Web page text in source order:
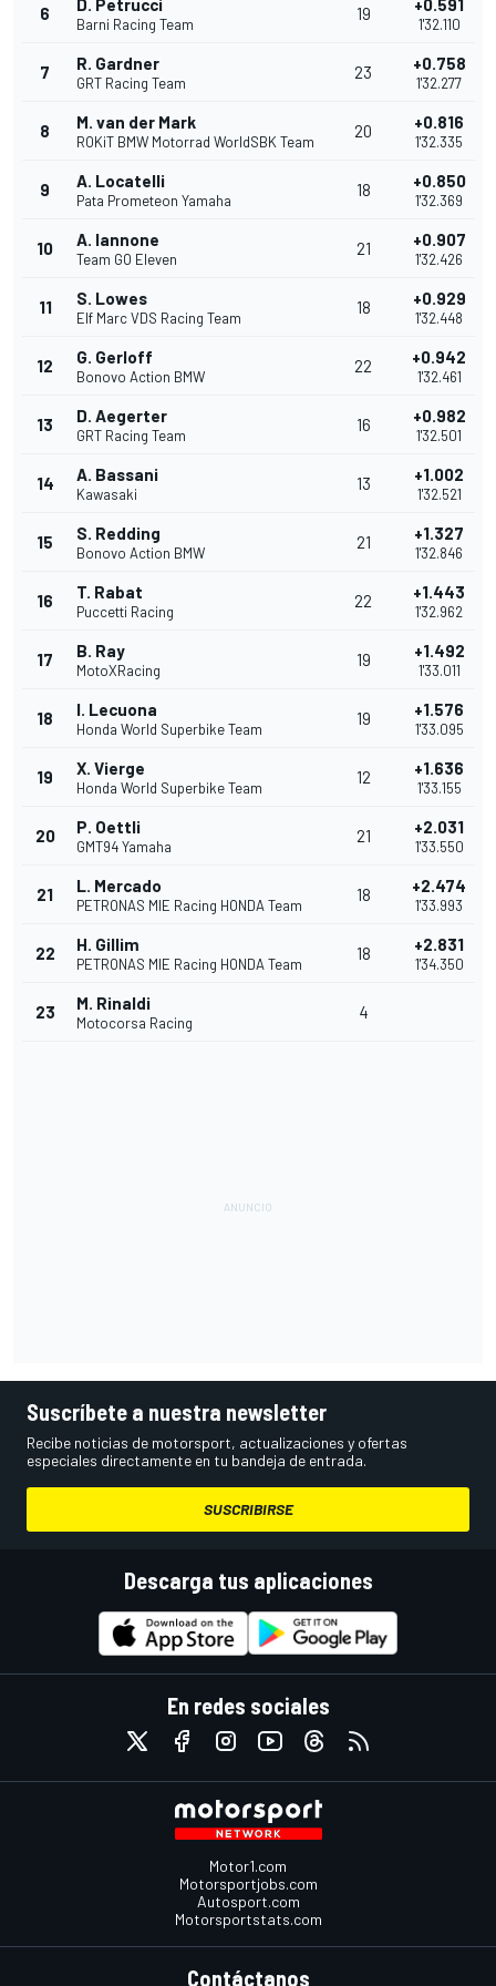
6 D. Petrucci
Barni Racing Team
19 +0.591
1'32.110
7 R. Gardner
GRT Racing Team
23 +0.758
1'32.277
8 M. van der Mark
ROKiT BMW Motorrad WorldSBK Team
20 +0.816
1'32.335
9 A. Locatelli
Pata Prometeon Yamaha
18 +0.850
1'32.369
10 A. Iannone
Team GO Eleven
21 +0.907
1'32.426
11 S. Lowes
Elf Marc VDS Racing Team
18 +0.929
1'32.448
12 G. Gerloff
Bonovo Action BMW
22 +0.942
1'32.461
13 D. Aegerter
GRT Racing Team
16 +0.982
1'32.501
14 A. Bassani
Kawasaki
13 +1.002
1'32.521
15 S. Redding
Bonovo Action BMW
21 +1.327
1'32.846
16 T. Rabat
Puccetti Racing
22 +1.443
1'32.962
17 B. Ray
MotoXRacing
19 +1.492
1'33.011
18 I. Lecuona
Honda World Superbike Team
19 +1.576
1'33.095
19 X. Vierge
Honda World Superbike Team
12 +1.636
1'33.155
20 P. Oettli
GMT94 Yamaha
21 +2.031
1'33.550
21 L. Mercado
PETRONAS MIE Racing HONDA Team
18 +2.474
1'33.993
22 H. Gillim
PETRONAS MIE Racing HONDA Team
18 +2.831
1'34.350
23 M. Rinaldi
Motocorsa Racing
4
Suscríbete a nuestra newsletter
Recibe noticias de motorsport, actualizaciones y ofertas
especiales directamente en tu bandeja de entrada.
SUSCRIBIRSE
Descarga tus aplicaciones
En redes sociales
Motor1.com
Motorsportjobs.com
Autosport.com
Motorsportstats.com
Contáctanos